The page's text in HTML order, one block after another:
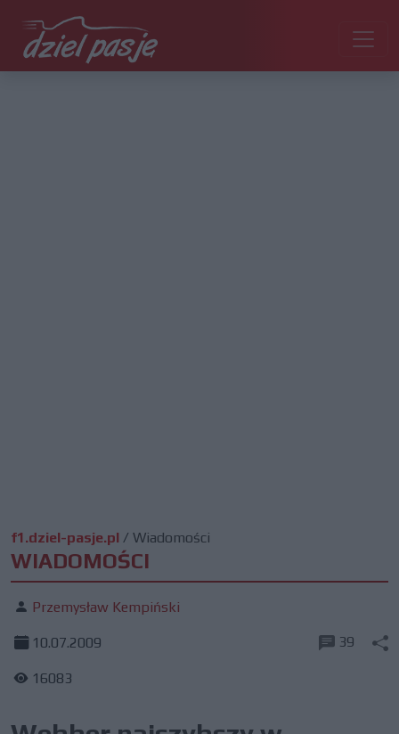
f1.dziel-pasje.pl / Wiadomości
WIADOMOŚCI
Przemysław Kempiński
10.07.2009
16083
39